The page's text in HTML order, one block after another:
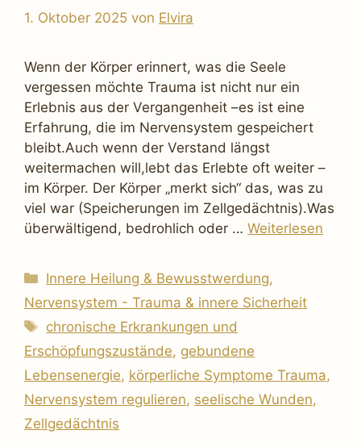
1. Oktober 2025 von Elvira
Wenn der Körper erinnert, was die Seele
vergessen möchte Trauma ist nicht nur ein
Erlebnis aus der Vergangenheit –es ist eine
Erfahrung, die im Nervensystem gespeichert
bleibt.Auch wenn der Verstand längst
weitermachen will,lebt das Erlebte oft weiter –
im Körper. Der Körper „merkt sich“ das, was zu
viel war (Speicherungen im Zellgedächtnis).Was
überwältigend, bedrohlich oder … Weiterlesen
Kategorien
Innere Heilung & Bewusstwerdung,
Nervensystem - Trauma & innere Sicherheit
Schlagwörter
chronische Erkrankungen und
Erschöpfungszustände, gebundene
Lebensenergie, körperliche Symptome Trauma,
Nervensystem regulieren, seelische Wunden,
Zellgedächtnis